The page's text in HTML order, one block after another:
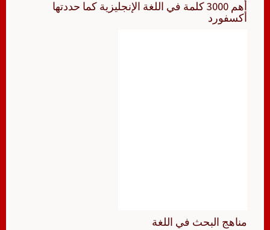
أهم 3000 كلمة في اللغة الإنجليزية كما حددتها
أكسفورد
مناهج البحث في اللغة